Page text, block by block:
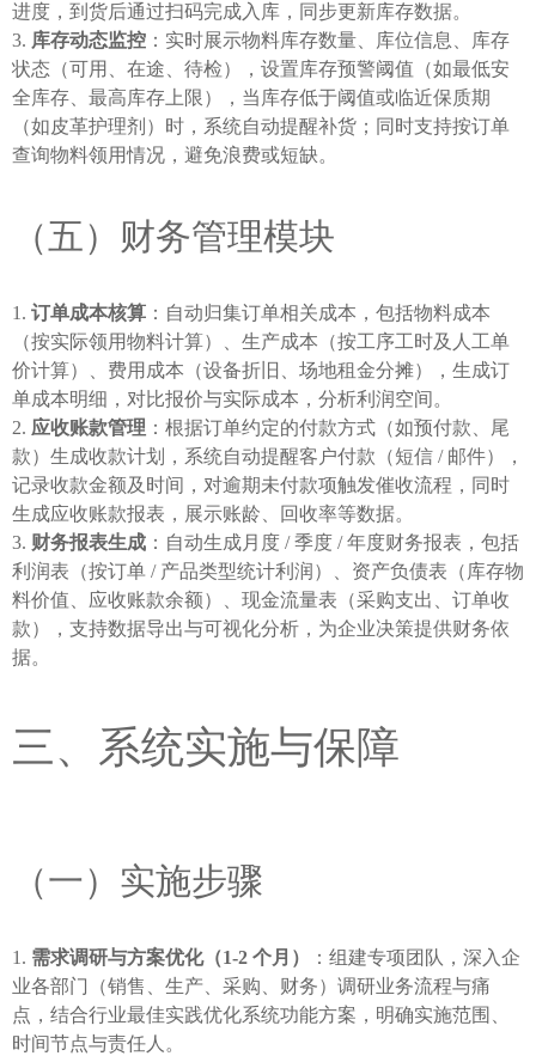
进度，到货后通过扫码完成入库，同步更新库存数据。
库存动态监控 ：实时展示物料库存数量、库位信息、库存
状态（可用、在途、待检），设置库存预警阈值（如最低安
全库存、最高库存上限），当库存低于阈值或临近保质期
（如皮革护理剂）时，系统自动提醒补货；同时支持按订单
查询物料领用情况，避免浪费或短缺。
（五）财务管理模块
订单成本核算 ：自动归集订单相关成本，包括物料成本
（按实际领用物料计算）、生产成本（按工序工时及人工单
价计算）、费用成本（设备折旧、场地租金分摊），生成订
单成本明细，对比报价与实际成本，分析利润空间。
应收账款管理 ：根据订单约定的付款方式（如预付款、尾
款）生成收款计划，系统自动提醒客户付款（短信 / 邮件），
记录收款金额及时间，对逾期未付款项触发催收流程，同时
生成应收账款报表，展示账龄、回收率等数据。
财务报表生成 ：自动生成月度 / 季度 / 年度财务报表，包括
利润表（按订单 / 产品类型统计利润）、资产负债表（库存物
料价值、应收账款余额）、现金流量表（采购支出、订单收
款），支持数据导出与可视化分析，为企业决策提供财务依
据。
三、系统实施与保障
（一）实施步骤
需求调研与方案优化（1-2 个月）
：组建专项团队，深入企
业各部门（销售、生产、采购、财务）调研业务流程与痛
点，结合行业最佳实践优化系统功能方案，明确实施范围、
时间节点与责任人。